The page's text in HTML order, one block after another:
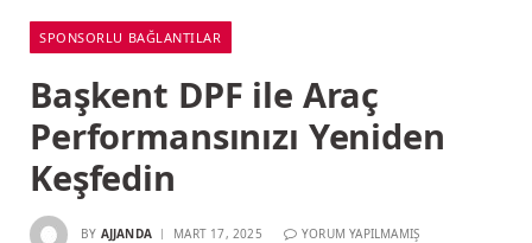
SPONSORLU BAĞLANTILAR
Başkent DPF ile Araç
Performansınızı Yeniden
Keşfedin
BY AJJANDA MART 17, 2025 YORUM YAPILMAMIŞ